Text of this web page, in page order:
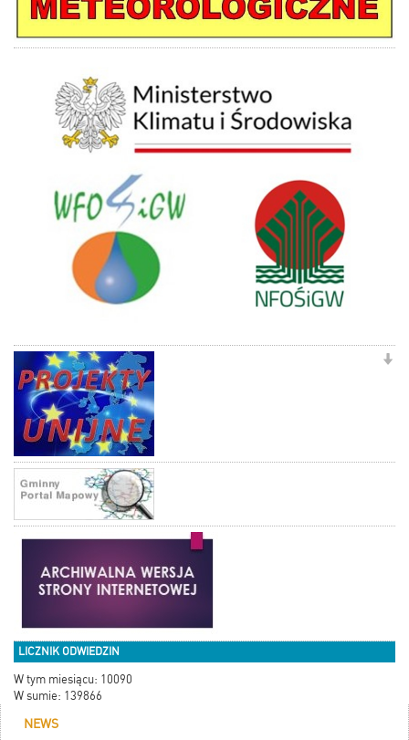
LICZNIK ODWIEDZIN
W tym miesiącu: 10090
W sumie: 139866
NEWS